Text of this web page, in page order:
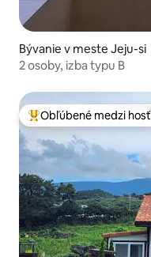
Bývanie v meste Jeju-si
2 osoby, izba typu B
Najobľúbenejšie medzi
Obľúbené medzi